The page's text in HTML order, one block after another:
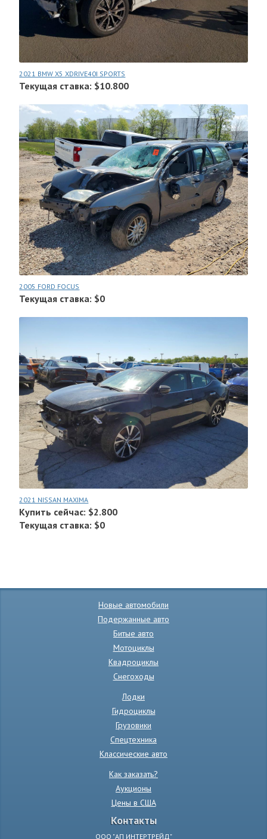
2021 BMW X5 XDRIVE40I SPORTS
Текущая ставка: $10.800
2005 FORD FOCUS
Текущая ставка: $0
2021 NISSAN MAXIMA
Купить сейчас: $2.800
Текущая ставка: $0
Новые автомобили
Подержанные авто
Битые авто
Мотоциклы
Квадроциклы
Снегоходы
Лодки
Гидроциклы
Грузовики
Спецтехника
Классические авто
Как заказать?
Аукционы
Цены в США
Контакты
ООО "АП ИНТЕРТРЕЙД"